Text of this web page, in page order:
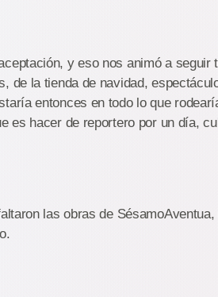
y eso nos animó a
de la tienda de navidad,
entonces en todo lo que
es hacer de reportero por un día,
las obras de